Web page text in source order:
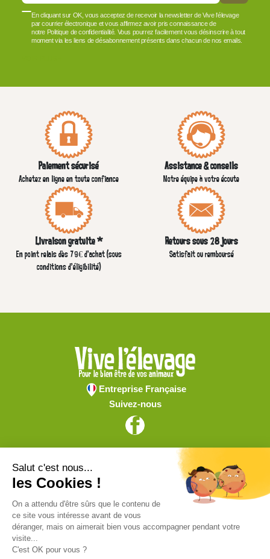
En cliquant sur OK, vous acceptez de recevoir la newsletter de Vive l'élevage
par courrier électronique et vous affirmez avoir pris connaissance de
notre Politique de confidentialité. Vous pourrez facilement vous désinscrire à tout
moment via les liens de désabonnement présents dans chacun de nos emails.
Paiement sécurisé
Achetez en ligne en toute confiance
Assistance & conseils
Notre équipe à votre écoute
Livraison gratuite *
En point relais dès 79€ d’achat (sous
conditions d'éligibilité)
Retours sous 28 jours
Satisfait ou remboursé
Entreprise Française
Suivez-nous
Vive l'élevage
Achat en ligne
Services
Aide & Conseils